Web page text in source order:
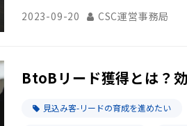
2023-09-20 CSC運営事務局
BtoBリード獲得とは？
見込み客-リードの育成を進めたい